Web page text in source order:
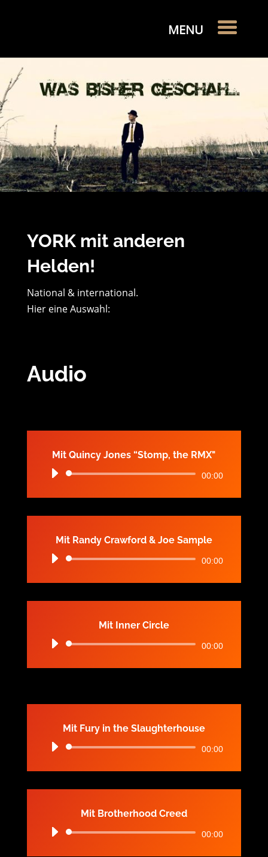
YORK mit anderen
Helden!
National & international.
Hier eine Auswahl:
Audio
Mit Quincy Jones “Stomp, the RMX"
Audio-
00:00
Mit Randy Crawford & Joe Sample
Audio-
00:00
Mit Inner Circle
Audio-
00:00
Mit Fury in the Slaughterhouse
Audio-
00:00
Mit Brotherhood Creed
Audio-
00:00